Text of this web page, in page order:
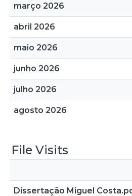
março 2026
abril 2026
maio 2026
junho 2026
julho 2026
agosto 2026
File Visits
Dissertação Miguel